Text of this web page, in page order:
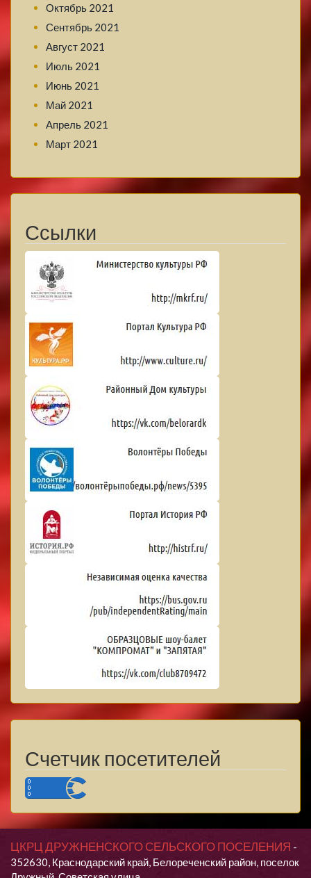
Октябрь 2021
Сентябрь 2021
Август 2021
Июль 2021
Июнь 2021
Май 2021
Апрель 2021
Март 2021
Ссылки
Счетчик посетителей
ЦКРЦ ДРУЖНЕНСКОГО СЕЛЬСКОГО ПОСЕЛЕНИЯ -
352630, Краснодарский край, Белореченский район, поселок